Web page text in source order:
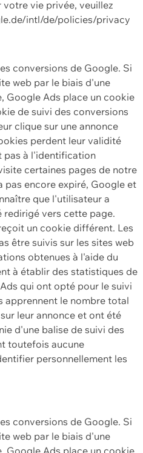
vie privée, veuillez
intl/de/policies/privacy
conversions de Google. Si
web par le biais d'une
Google Ads place un cookie
de suivi des conversions
clique sur une annonce
perdent leur validité
pas à l'identification
certaines pages de notre
pas encore expiré, Google et
que l'utilisateur a
redirigé vers cette page.
un cookie différent. Les
être suivis sur les sites web
obtenues à l'aide du
à établir des statistiques de
qui ont opté pour le suivi
apprennent le nombre total
leur annonce et ont été
d'une balise de suivi des
toutefois aucune
personnellement les
conversions de Google. Si
web par le biais d'une